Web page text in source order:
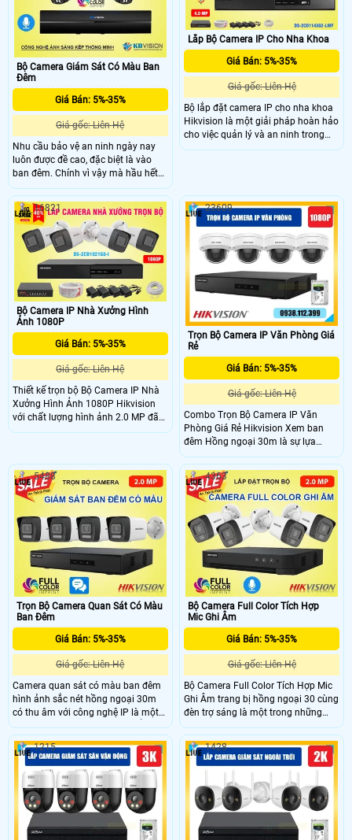
Bộ Camera Giám Sát Có Màu Ban
Đêm
Giá Bán: 5%-35%
Giá gốc: Liên Hệ
Nhu cầu bảo vệ an ninh ngày nay
luôn được đề cao, đặc biệt là vào
ban đêm. Chính vì vậy mà hầu hết
chúng ta đều đi tìm cho mình một
giải pháp an ninh ban đêm hiệu quả
nhằm bảo vệ tài sản cũng như
người thân của mình.
Lắp Bộ Camera IP Cho Nha Khoa
Giá Bán: 5%-35%
Giá gốc: Liên Hệ
Bộ lắp đặt camera IP cho nha khoa
Hikvision là một giải pháp hoàn hảo
cho việc quản lý và an ninh trong
phòng khám nha khoa. Bộ này bao
Bộ Camera IP Nhà Xưởng Hình
Ảnh 1080P
Giá Bán: 5%-35%
Giá gốc: Liên Hệ
Thiết kế trọn bộ Bộ Camera IP Nhà
Xưởng Hình Ảnh 1080P Hikvision
với chất lượng hình ảnh 2.0 MP đã
trở thành lựa chọn hàng đầu của
cậy và hiệu suất cao trong việc
giám sát nhà xưởng. Bộ camera IP
này có độ phân giải 1080P, cho hình
16821
Trọn Bộ Camera IP Văn Phòng Giá
Rẻ
Giá Bán: 5%-35%
Giá gốc: Liên Hệ
Combo Trọn Bộ Camera IP Văn
Phòng Giá Rẻ Hikvision Xem ban
đêm Hồng ngoại 30m là sự lựa
chọn hàng đầu cho công trình nhỏ
với thiết kế đẹp và giá rẻ. Được trang
bị chức năng ưu việt Chống Nước,
combo này mang lại sự bảo vệ toàn
diện cho văn phòng của bạn
23609
Trọn Bộ Camera Quan Sát Có Màu
Ban Đêm
Giá Bán: 5%-35%
Giá gốc: Liên Hệ
Camera quan sát có màu ban đêm
hình ảnh sắc nét hồng ngoại 30m
có thu âm với công nghệ IP là một
trong những thiết bị không thể thiếu
trong việc đảm bảo an ninh cho gia
đình và doanh nghiệp. Trọn Bộ
Camera Quan Sát Có Màu Ban Đêm
DS-2CD1023G2-LIUF là một giải
pháp hoàn hảo cho những ai đang
tìm kiếm một hệ thống giám sát
chất lượng cao với nhiều tính năng
tiên tiến
5488
Bộ Camera Full Color Tích Hợp
Mic Ghi Âm
Giá Bán: 5%-35%
Giá gốc: Liên Hệ
Bộ Camera Full Color Tích Hợp Mic
Ghi Âm trang bị hồng ngoại 30 cùng
đèn trợ sáng là một trong những
chọn lọc tốt nhất mà An Thành
Phát muốn đem lại cho khách hàng
với mức giá vô cùng rẻ mà chất
lượng lại tốt, ghi hình ảnh rõ nét
24/24 và đảm bảo có màu vào ban
đêm, không những vậy mà bộ
camera quan sát này còn trang bị
micro cho phép camera ghi lại hình
ảnh có âm thanh một cách rõ ràng.
4363
1215 1428